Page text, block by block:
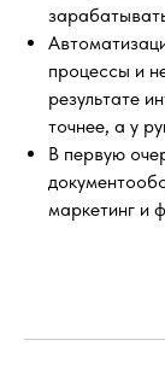
процессы и
результате
точнее, а у
В первую
маркетинг и